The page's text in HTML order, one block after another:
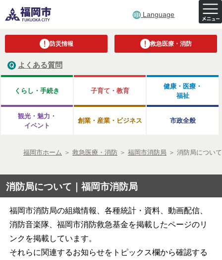
Language
防災情報 救急医療・消防
よくある質問
くらし・手続き 子育て・教育
健康・医療・
福祉
観光・魅力・
イベント
創業・産業・ビジネス 市政全般
福岡市ホーム ＞ 救急医療・消防 ＞ 福岡市消防局 ＞ 消防局について
消防局について｜福岡市消防局
福岡市消防局の組織情報、各種統計・資料、動画配信、
消防音楽隊、福岡市消防救急基金を掲載したページのリ
ンクを掲載しています。
それらに関連するお知らせをトピックス欄から確認する